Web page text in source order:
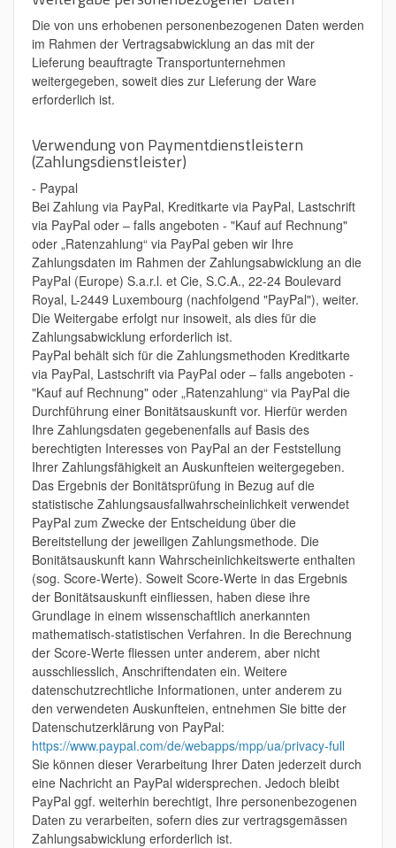
Die von uns erhobenen personenbezogenen Daten werden
im Rahmen der Vertragsabwicklung an das mit der
Lieferung beauftragte Transportunternehmen
weitergegeben, soweit dies zur Lieferung der Ware
erforderlich ist.
Verwendung von Paymentdienstleistern
(Zahlungsdienstleister)
- Paypal
Bei Zahlung via PayPal, Kreditkarte via PayPal, Lastschrift
via PayPal oder – falls angeboten - "Kauf auf Rechnung"
oder „Ratenzahlung“ via PayPal geben wir Ihre
Zahlungsdaten im Rahmen der Zahlungsabwicklung an die
PayPal (Europe) S.a.r.l. et Cie, S.C.A., 22-24 Boulevard
Royal, L-2449 Luxembourg (nachfolgend "PayPal"), weiter.
Die Weitergabe erfolgt nur insoweit, als dies für die
Zahlungsabwicklung erforderlich ist.
PayPal behält sich für die Zahlungsmethoden Kreditkarte
via PayPal, Lastschrift via PayPal oder – falls angeboten -
"Kauf auf Rechnung" oder „Ratenzahlung“ via PayPal die
Durchführung einer Bonitätsauskunft vor. Hierfür werden
Ihre Zahlungsdaten gegebenenfalls auf Basis des
berechtigten Interesses von PayPal an der Feststellung
Ihrer Zahlungsfähigkeit an Auskunfteien weitergegeben.
Das Ergebnis der Bonitätsprüfung in Bezug auf die
statistische Zahlungsausfallwahrscheinlichkeit verwendet
PayPal zum Zwecke der Entscheidung über die
Bereitstellung der jeweiligen Zahlungsmethode. Die
Bonitätsauskunft kann Wahrscheinlichkeitswerte enthalten
(sog. Score-Werte). Soweit Score-Werte in das Ergebnis
der Bonitätsauskunft einfliessen, haben diese ihre
Grundlage in einem wissenschaftlich anerkannten
mathematisch-statistischen Verfahren. In die Berechnung
der Score-Werte fliessen unter anderem, aber nicht
ausschliesslich, Anschriftendaten ein. Weitere
datenschutzrechtliche Informationen, unter anderem zu
den verwendeten Auskunfteien, entnehmen Sie bitte der
Datenschutzerklärung von PayPal:
https://www.paypal.com/de/webapps/mpp/ua/privacy-full
Sie können dieser Verarbeitung Ihrer Daten jederzeit durch
eine Nachricht an PayPal widersprechen. Jedoch bleibt
PayPal ggf. weiterhin berechtigt, Ihre personenbezogenen
Daten zu verarbeiten, sofern dies zur vertragsgemässen
Zahlungsabwicklung erforderlich ist.